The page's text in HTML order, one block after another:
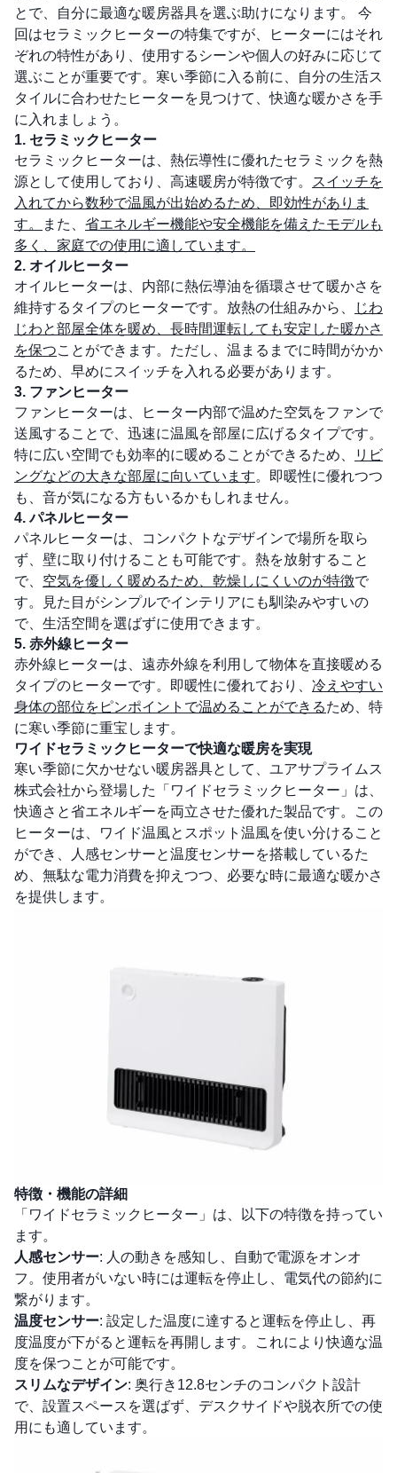
とで、自分に最適な暖房器具を選ぶ助けになります。 今
回はセラミックヒーターの特集ですが、ヒーターにはそれ
ぞれの特性があり、使用するシーンや個人の好みに応じて
選ぶことが重要です。寒い季節に入る前に、自分の生活ス
タイルに合わせたヒーターを見つけて、快適な暖かさを手
に入れましょう。
1. セラミックヒーター
セラミックヒーターは、熱伝導性に優れたセラミックを熱
源として使用しており、高速暖房が特徴です。
スイッチを
入れてから数秒で温風が出始めるため、即効性がありま
す。
また、 省エネルギー機能や安全機能を備えたモデルも
多く、家庭での使用に適しています。
2. オイルヒーター
オイルヒーターは、内部に熱伝導油を循環させて暖かさを
維持するタイプのヒーターです。放熱の仕組みから、
じわ
じわと部屋全体を暖め、長時間運転しても安定した暖かさ
を保つことができます。ただし、温まるまでに時間がかか
るため、早めにスイッチを入れる必要があります。
3. ファンヒーター
ファンヒーターは、ヒーター内部で温めた空気をファンで
送風することで、迅速に温風を部屋に広げるタイプです。
特に広い空間でも効率的に暖めることができるため、
リビ
ングなどの大きな部屋に向いています。即暖性に優れつつ
も、音が気になる方もいるかもしれません。
4. パネルヒーター
パネルヒーターは、コンパクトなデザインで場所を取ら
ず、壁に取り付けることも可能です。熱を放射すること
で、 空気を優しく暖めるため、乾燥しにくいのが特徴で
す。見た目がシンプルでインテリアにも馴染みやすいの
で、生活空間を選ばずに使用できます。
5. 赤外線ヒーター
赤外線ヒーターは、遠赤外線を利用して物体を直接暖める
タイプのヒーターです。即暖性に優れており、 冷えやすい
身体の部位をピンポイントで温めることができるため、特
に寒い季節に重宝します。
ワイドセラミックヒーターで快適な暖房を実現
寒い季節に欠かせない暖房器具として、ユアサプライムス
株式会社から登場した「ワイドセラミックヒーター」は、
快適さと省エネルギーを両立させた優れた製品です。この
ヒーターは、ワイド温風とスポット温風を使い分けること
ができ、人感センサーと温度センサーを搭載しているた
め、無駄な電力消費を抑えつつ、必要な時に最適な暖かさ
を提供します。
特徴・機能の詳細
「ワイドセラミックヒーター」は、以下の特徴を持ってい
ます。
人感センサー: 人の動きを感知し、自動で電源をオンオ
フ。使用者がいない時には運転を停止し、電気代の節約に
繋がります。
温度センサー: 設定した温度に達すると運転を停止し、再
度温度が下がると運転を再開します。これにより快適な温
度を保つことが可能です。
スリムなデザイン: 奥行き12.8センチのコンパクト設計
で、設置スペースを選ばず、デスクサイドや脱衣所での使
用にも適しています。